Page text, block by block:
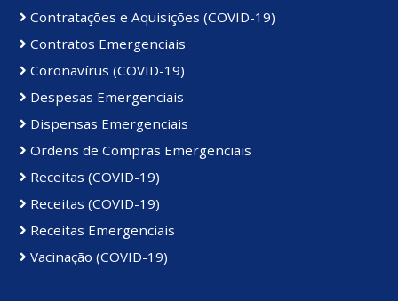
Contratações e Aquisições (COVID-19)
Contratos Emergenciais
Coronavírus (COVID-19)
Despesas Emergenciais
Dispensas Emergenciais
Ordens de Compras Emergenciais
Receitas (COVID-19)
Receitas (COVID-19)
Receitas Emergenciais
Vacinação (COVID-19)